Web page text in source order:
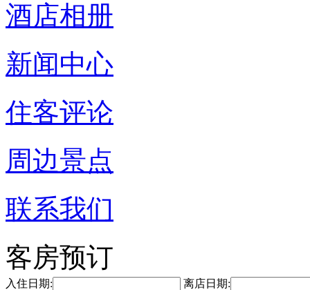
酒店相册
新闻中心
住客评论
周边景点
联系我们
客房预订
入住日期: 离店日期: